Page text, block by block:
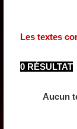
Les textes
0 RÉSULTAT
Aucun